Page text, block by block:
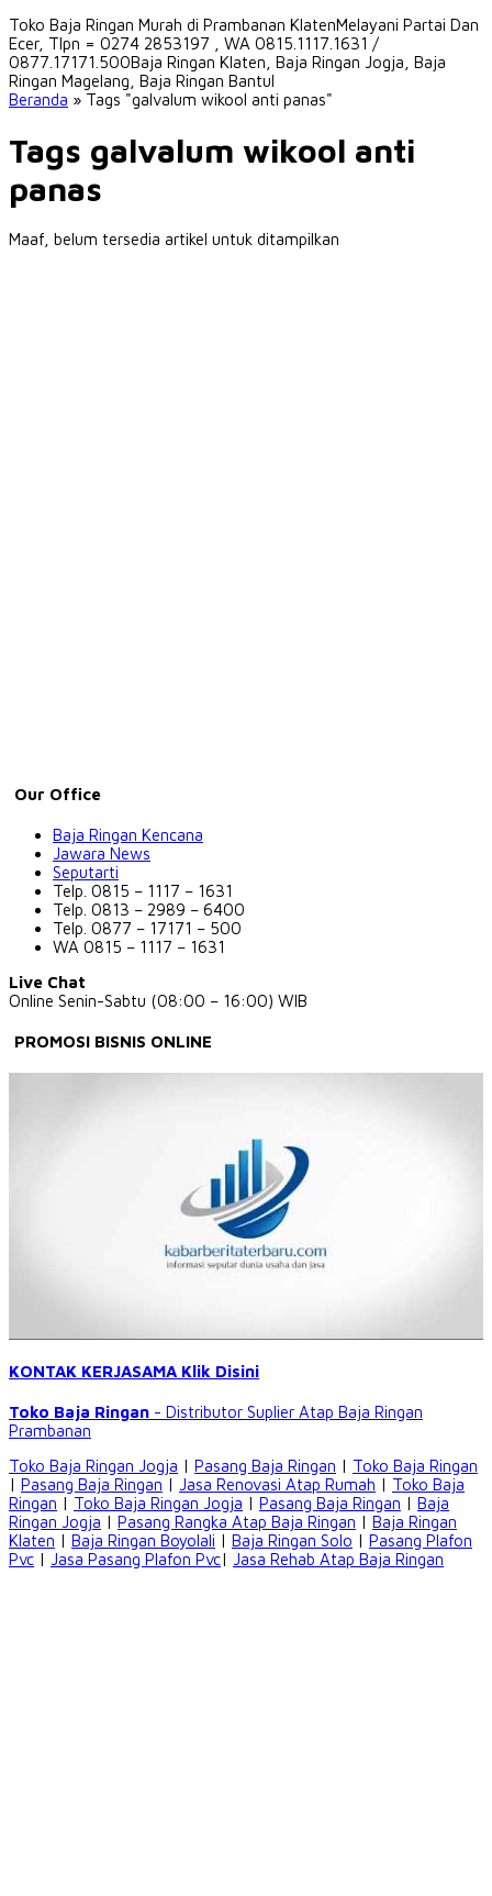
Toko Baja Ringan Murah di Prambanan KlatenMelayani Partai Dan
Ecer, Tlpn = 0274 2853197 , WA 0815.1117.1631 /
0877.17171.500Baja Ringan Klaten, Baja Ringan Jogja, Baja
Ringan Magelang, Baja Ringan Bantul
Beranda » Tags "galvalum wikool anti panas"
Tags galvalum wikool anti
panas
Maaf, belum tersedia artikel untuk ditampilkan
Our Office
Baja Ringan Kencana
Jawara News
Seputarti
Telp. 0815 – 1117 – 1631
Telp. 0813 – 2989 – 6400
Telp. 0877 – 17171 – 500
WA 0815 – 1117 – 1631
Live Chat
Online Senin-Sabtu (08:00 – 16:00) WIB
PROMOSI BISNIS ONLINE
KONTAK KERJASAMA Klik Disini
Toko Baja Ringan - Distributor Suplier Atap Baja Ringan
Prambanan
Toko Baja Ringan Jogja | Pasang Baja Ringan | Toko Baja Ringan
| Pasang Baja Ringan | Jasa Renovasi Atap Rumah | Toko Baja
Ringan | Toko Baja Ringan Jogja | Pasang Baja Ringan | Baja
Ringan Jogja | Pasang Rangka Atap Baja Ringan | Baja Ringan
Klaten | Baja Ringan Boyolali | Baja Ringan Solo | Pasang Plafon
Pvc | Jasa Pasang Plafon Pvc| Jasa Rehab Atap Baja Ringan